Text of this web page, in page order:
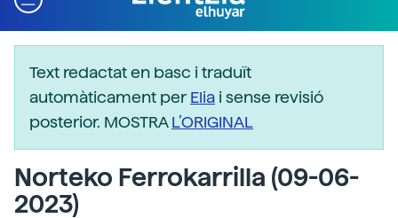
Text redactat en basc i traduït
automàticament perElia i sense revisió
posterior. MOSTRAL’ORIGINAL
Norteko Ferrokarrilla (09-06-
2023)